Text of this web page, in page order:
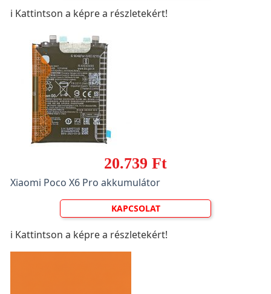
ℹ️ Kattintson a képre a részletekért!
20.739 Ft
Xiaomi Poco X6 Pro akkumulátor
KAPCSOLAT
ℹ️ Kattintson a képre a részletekért!